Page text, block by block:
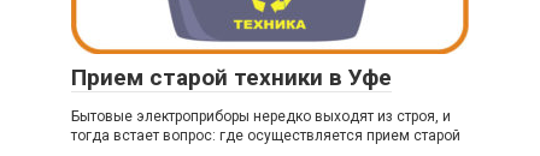
Прием старой техники в Уфе
Бытовые электроприборы нередко выходят из строя, и
тогда встает вопрос: где осуществляется прием старой